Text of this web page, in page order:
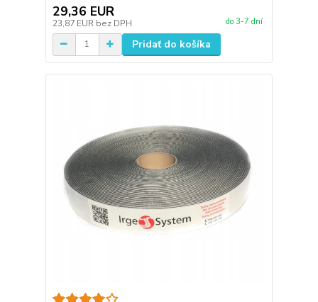
29,36 EUR
23,87 EUR bez DPH do 3-7 dní
Pridať do košíka